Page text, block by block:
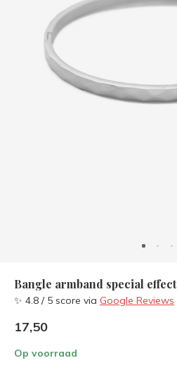
Bangle armband special effect
✨ 4.8 / 5 score via Google Reviews
17,50
Op voorraad